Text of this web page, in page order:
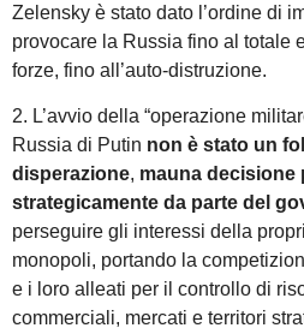
Zelensky è stato dato l’ordine di
provocare la Russia fino al totale
forze, fino all’auto-distruzione.
2. L’avvio della “operazione
Russia di Putin non è stato un
disperazione, mauna decisione
strategicamente da parte del
perseguire gli interessi della
monopoli, portando la
e i loro alleati per il controllo di
commerciali, mercati e territori